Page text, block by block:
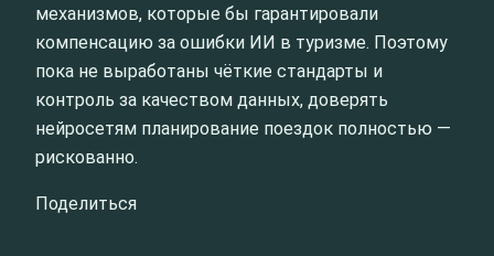
механизмов, которые бы гарантировали
компенсацию за ошибки ИИ в туризме. Поэтому
пока не выработаны чёткие стандарты и
контроль за качеством данных, доверять
нейросетям планирование поездок полностью —
рискованно.
Поделиться